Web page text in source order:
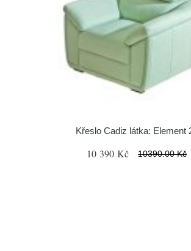
Křeslo Cadiz látka: Element
10 390 Kč 10390.00 Kč